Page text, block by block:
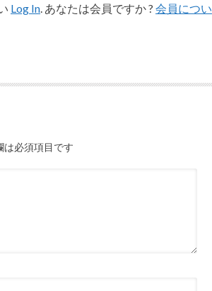
Log In . あなたは会員ですか ? 会員につい
は必須項目です